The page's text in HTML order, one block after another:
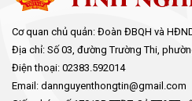
Cơ quan chủ quản: Đoàn ĐBQH và
Địa chỉ: Số 03, đường Trường Thi,
Điện thoại: 02383.592014
Email: dannguyenthongtin@gmail.com